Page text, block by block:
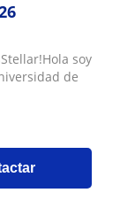
soy
de